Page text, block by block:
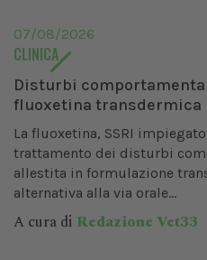
07/08/2026
CLINICA
Disturbi
fluoxetina transdermica
La fluoxetina, SSRI
trattamento dei disturbi
allestita in formulazione
alternativa alla via orale...
A cura di Redazione Vet33